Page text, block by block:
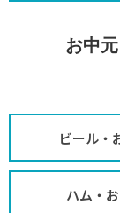
お中
ビール・
ハム・